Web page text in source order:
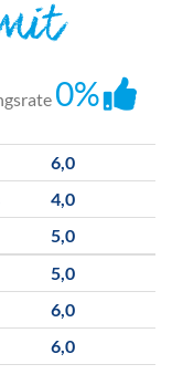
0%
6,0
4,0
5,0
5,0
6,0
6,0